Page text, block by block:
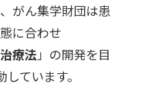
がん集学財団は患
に合わせ
療法 」の開発を目
ています。